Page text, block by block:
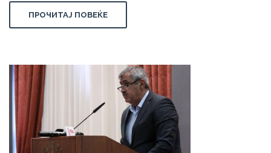
ПРОЧИТАЈ ПОВЕЌЕ